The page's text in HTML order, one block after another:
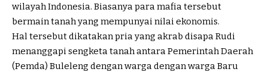
wilayah Indonesia. Biasanya para mafia tersebut
bermain tanah yang mempunyai nilai ekonomis.
Hal tersebut dikatakan pria yang akrab disapa Rudi
menanggapi sengketa tanah antara Pemerintah Daerah
(Pemda) Buleleng dengan warga dengan warga Baru